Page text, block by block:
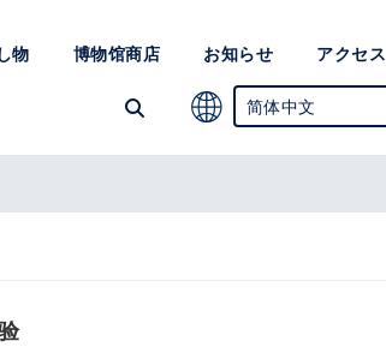
物 博物馆商店 お知らせ アクセス
简体中文